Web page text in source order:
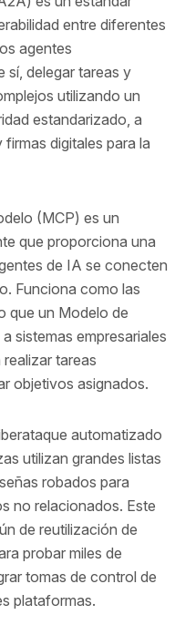
entre diferentes
agentes
sí, delegar tareas y
utilizando un
estandarizado, a
digitales para la
(MCP) es un
que proporciona una
de IA se conecten
Funciona como las
que un Modelo de
sistemas empresariales
tareas
objetivos asignados.
automatizado
utilizan grandes listas
robados para
no relacionados. Este
de reutilización de
probar miles de
tomas de control de
plataformas.